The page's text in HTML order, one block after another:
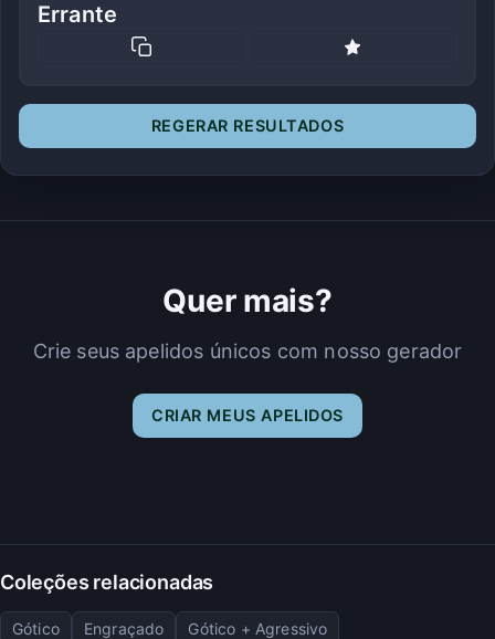
Errante
REGERAR RESULTADOS
Quer mais?
Crie seus apelidos únicos com nosso gerador
CRIAR MEUS APELIDOS
Coleções relacionadas
Gótico Engraçado
Gótico + Agressivo